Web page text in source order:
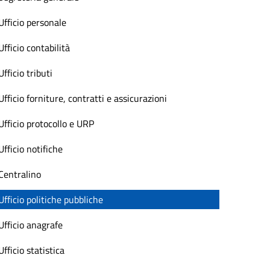
personale
contabilità
tributi
forniture, contratti e assicurazioni
protocollo e URP
notifiche
politiche pubbliche
anagrafe
statistica